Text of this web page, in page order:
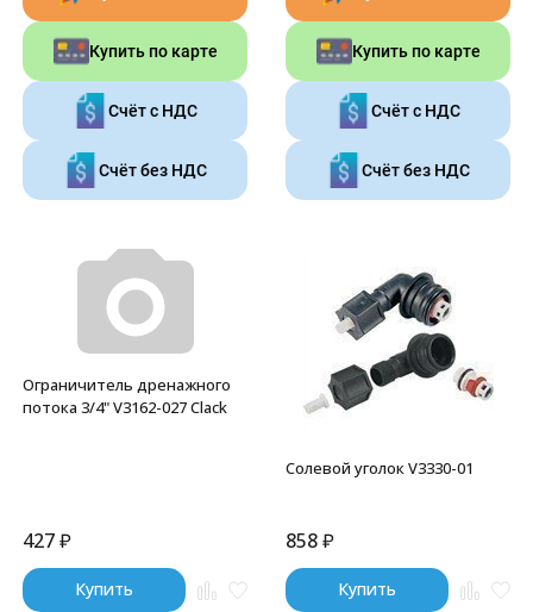
Купить по карте
Счёт с НДС
Счёт без НДС
Купить по карте
Счёт с НДС
Счёт без НДС
Ограничитель дренажного
потока 3/4" V3162-027 Clack
427₽
Купить
Солевой уголок V3330-01
858₽
Купить